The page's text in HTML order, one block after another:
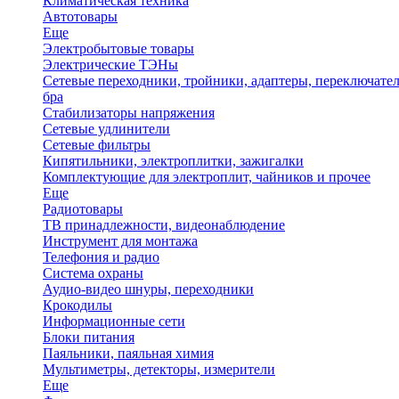
Автотовары
Еще
Электробытовые товары
Электрические ТЭНы
Сетевые переходники, тройники, адаптеры,
бра
Стабилизаторы напряжения
Сетевые удлинители
Сетевые фильтры
Кипятильники, электроплитки, зажигалки
Комплектующие для электроплит, чайников и прочее
Еще
Радиотовары
ТВ принадлежности, видеонаблюдение
Инструмент для монтажа
Телефония и радио
Система охраны
Аудио-видео шнуры, переходники
Крокодилы
Информационные сети
Блоки питания
Паяльники, паяльная химия
Мультиметры, детекторы, измерители
Еще